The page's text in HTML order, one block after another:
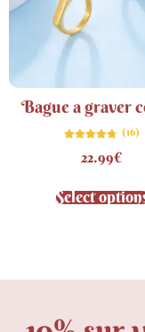
Bague a graver
4.75
sur 5
(16)
22.99€
Select